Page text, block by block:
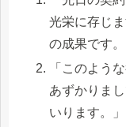
光栄に存じ
の成果です。
「このよう
あずかりま
いります。」